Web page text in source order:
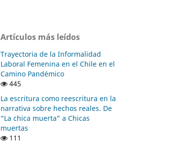
Artículos más leídos
Trayectoria de la Informalidad
Laboral Femenina en el Chile en el
Camino Pandémico
445
La escritura como reescritura en la
narrativa sobre hechos reales. De
“La chica muerta” a Chicas
muertas
111